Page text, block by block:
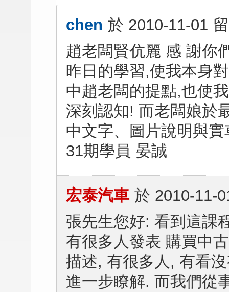
chen 於 2010-11-01
趙老闆賢伉麗 感 謝你
昨日的學習,使我本身
中趙老闆的提點,也使
深刻認知! 而老闆娘於
中文字、圖片說明與
31期學員 晏誠
宏泰汽車 於 2010-11-
張先生您好: 看到這課
有很多人發表 購買中
描述, 有很多人, 有看
進一步瞭解. 而我們從